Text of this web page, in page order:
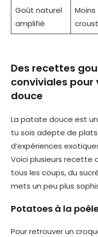
Goût naturel
amplifié
Moins
Des recettes
conviviales
douce
La patate douce est
tu sois adepte de
d’expériences
Voici plusieurs recette
tous les coups, du
mets un peu plus
Potatoes à la
Pour retrouver un